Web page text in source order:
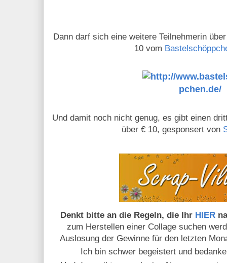
Dann darf sich eine weitere Teilnehmerin
10 vom
Und damit noch nicht genug, es gibt einen
über € 10, gesponsert von
Denkt bitte an die Regeln, die Ihr HIER
zum Herstellen einer Collage suchen
Auslosung der Gewinne für den letzten
Ich bin schwer begeistert und